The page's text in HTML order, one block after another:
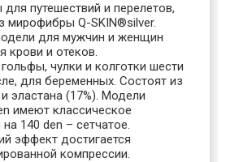
путешествий и перелетов,
мирофибры Q-SKIN®silver.
для мужчин и женщин
крови и отеков.
чулки и колготки шести
для беременных. Состоят из
эластана (17%). Модели
имеют классическое
140 den – сетчатое.
эффект достигается
компрессии.